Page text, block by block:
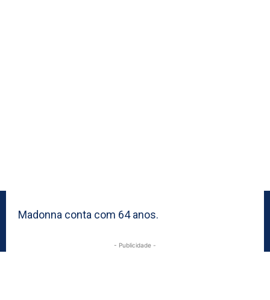
Madonna conta com 64 anos.
- Publicidade -